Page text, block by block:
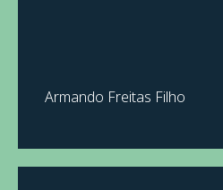
Armando Freitas Filho